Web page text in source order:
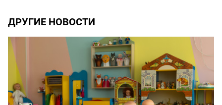
ДРУГИЕ НОВОСТИ